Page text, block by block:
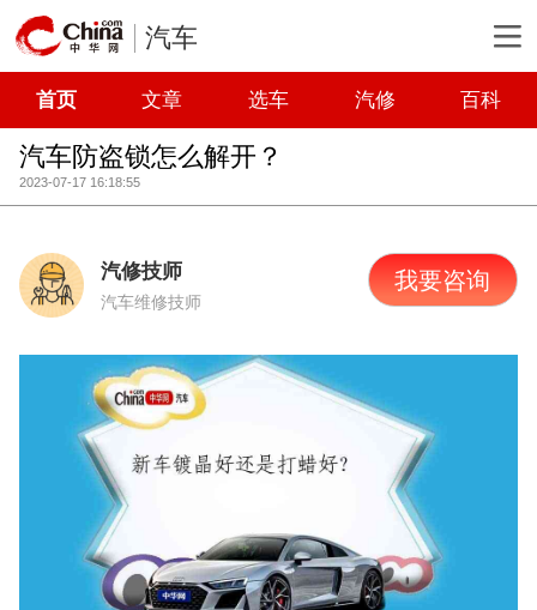
汽车
首页 文章 选车 汽修 百科
汽车防盗锁怎么解开？
2023-07-17 16:18:55
汽修技师
汽车维修技师
我要咨询